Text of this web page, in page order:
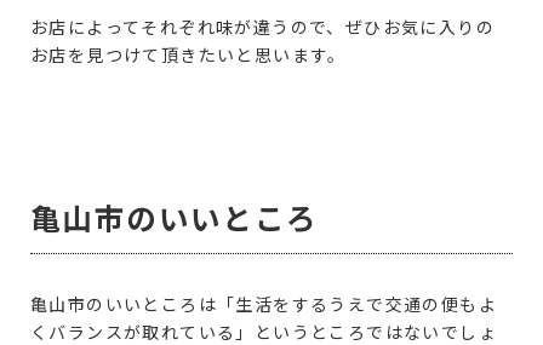
お店によってそれぞれ味が違うので、ぜひお気に入りの
お店を見つけて頂きたいと思います。
亀山市のいいところ
亀山市のいいところは「生活をするうえで交通の便もよ
くバランスが取れている」というところではないでしょ